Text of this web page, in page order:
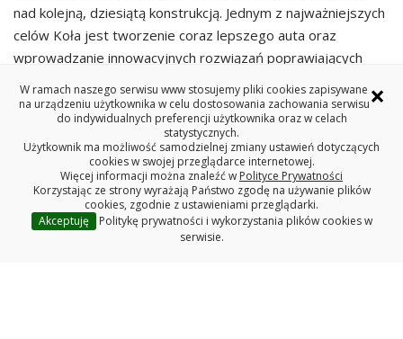
nad kolejną, dziesiątą konstrukcją. Jednym z najważniejszych
celów Koła jest tworzenie coraz lepszego auta oraz
wprowadzanie innowacyjnych rozwiązań poprawiających
jego osiągi, co przekłada się na zdobywane miejsca.
Łączenie teorii z praktyką, a przy tym dobra zabawa i
rywalizacja to synonimy Zespołu Cerber Motorsport.
Redakcja serwisu www
×
W ramach naszego serwisu www stosujemy pliki cookies zapisywane
na urządzeniu użytkownika w celu dostosowania zachowania serwisu
do indywidualnych preferencji użytkownika oraz w celach
statystycznych.
Użytkownik ma możliwość samodzielnej zmiany ustawień dotyczących
cookies w swojej przeglądarce internetowej.
Więcej informacji można znaleźć w Polityce Prywatności
Korzystając ze strony wyrażają Państwo zgodę na używanie plików
cookies, zgodnie z ustawieniami przeglądarki.
Akceptuję
Politykę prywatności i wykorzystania plików cookies w
serwisie.